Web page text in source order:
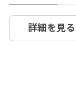
詳細を見る